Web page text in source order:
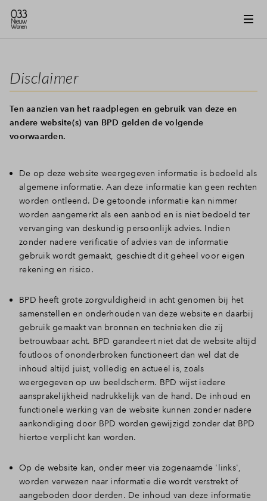
Disclaimer
Ten aanzien van het raadplegen en gebruik van deze en
andere website(s) van BPD gelden de volgende
voorwaarden.
De op deze website weergegeven informatie is bedoeld als
algemene informatie. Aan deze informatie kan geen rechten
worden ontleend. De getoonde informatie kan nimmer
worden aangemerkt als een aanbod en is niet bedoeld ter
vervanging van deskundig persoonlijk advies. Indien
zonder nadere verificatie of advies van de informatie
gebruik wordt gemaakt, geschiedt dit geheel voor eigen
rekening en risico.
BPD heeft grote zorgvuldigheid in acht genomen bij het
samenstellen en onderhouden van deze website en daarbij
gebruik gemaakt van bronnen en technieken die zij
betrouwbaar acht. BPD garandeert niet dat de website altijd
foutloos of ononderbroken functioneert dan wel dat de
inhoud altijd juist, volledig en actueel is, zoals
weergegeven op uw beeldscherm. BPD wijst iedere
aansprakelijkheid nadrukkelijk van de hand. De inhoud en
functionele werking van de website kunnen zonder nadere
aankondiging door BPD worden gewijzigd zonder dat BPD
hiertoe verplicht kan worden.
Op de website kan, onder meer via zogenaamde 'links',
worden verwezen naar informatie die wordt verstrekt of
aangeboden door derden. De inhoud van deze informatie